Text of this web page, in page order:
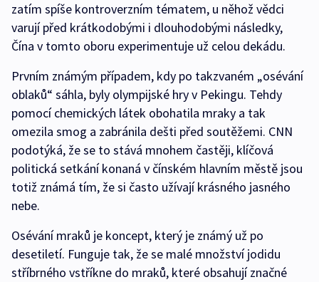
zatím spíše kontroverzním tématem, u něhož vědci
varují před krátkodobými i dlouhodobými následky,
Čína v tomto oboru experimentuje už celou dekádu.
Prvním známým případem, kdy po takzvaném „osévání
oblaků“ sáhla, byly olympijské hry v Pekingu. Tehdy
pomocí chemických látek obohatila mraky a tak
omezila smog a zabránila dešti před soutěžemi. CNN
podotýká, že se to stává mnohem častěji, klíčová
politická setkání konaná v čínském hlavním městě jsou
totiž známá tím, že si často užívají krásného jasného
nebe.
Osévání mraků je koncept, který je známý už po
desetiletí. Funguje tak, že se malé množství jodidu
stříbrného vstříkne do mraků, které obsahují značné